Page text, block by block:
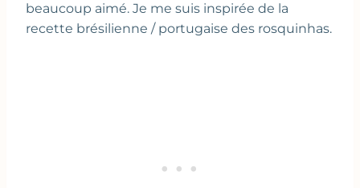
beaucoup aimé. Je me suis inspirée de la
recette brésilienne / portugaise des rosquinhas.